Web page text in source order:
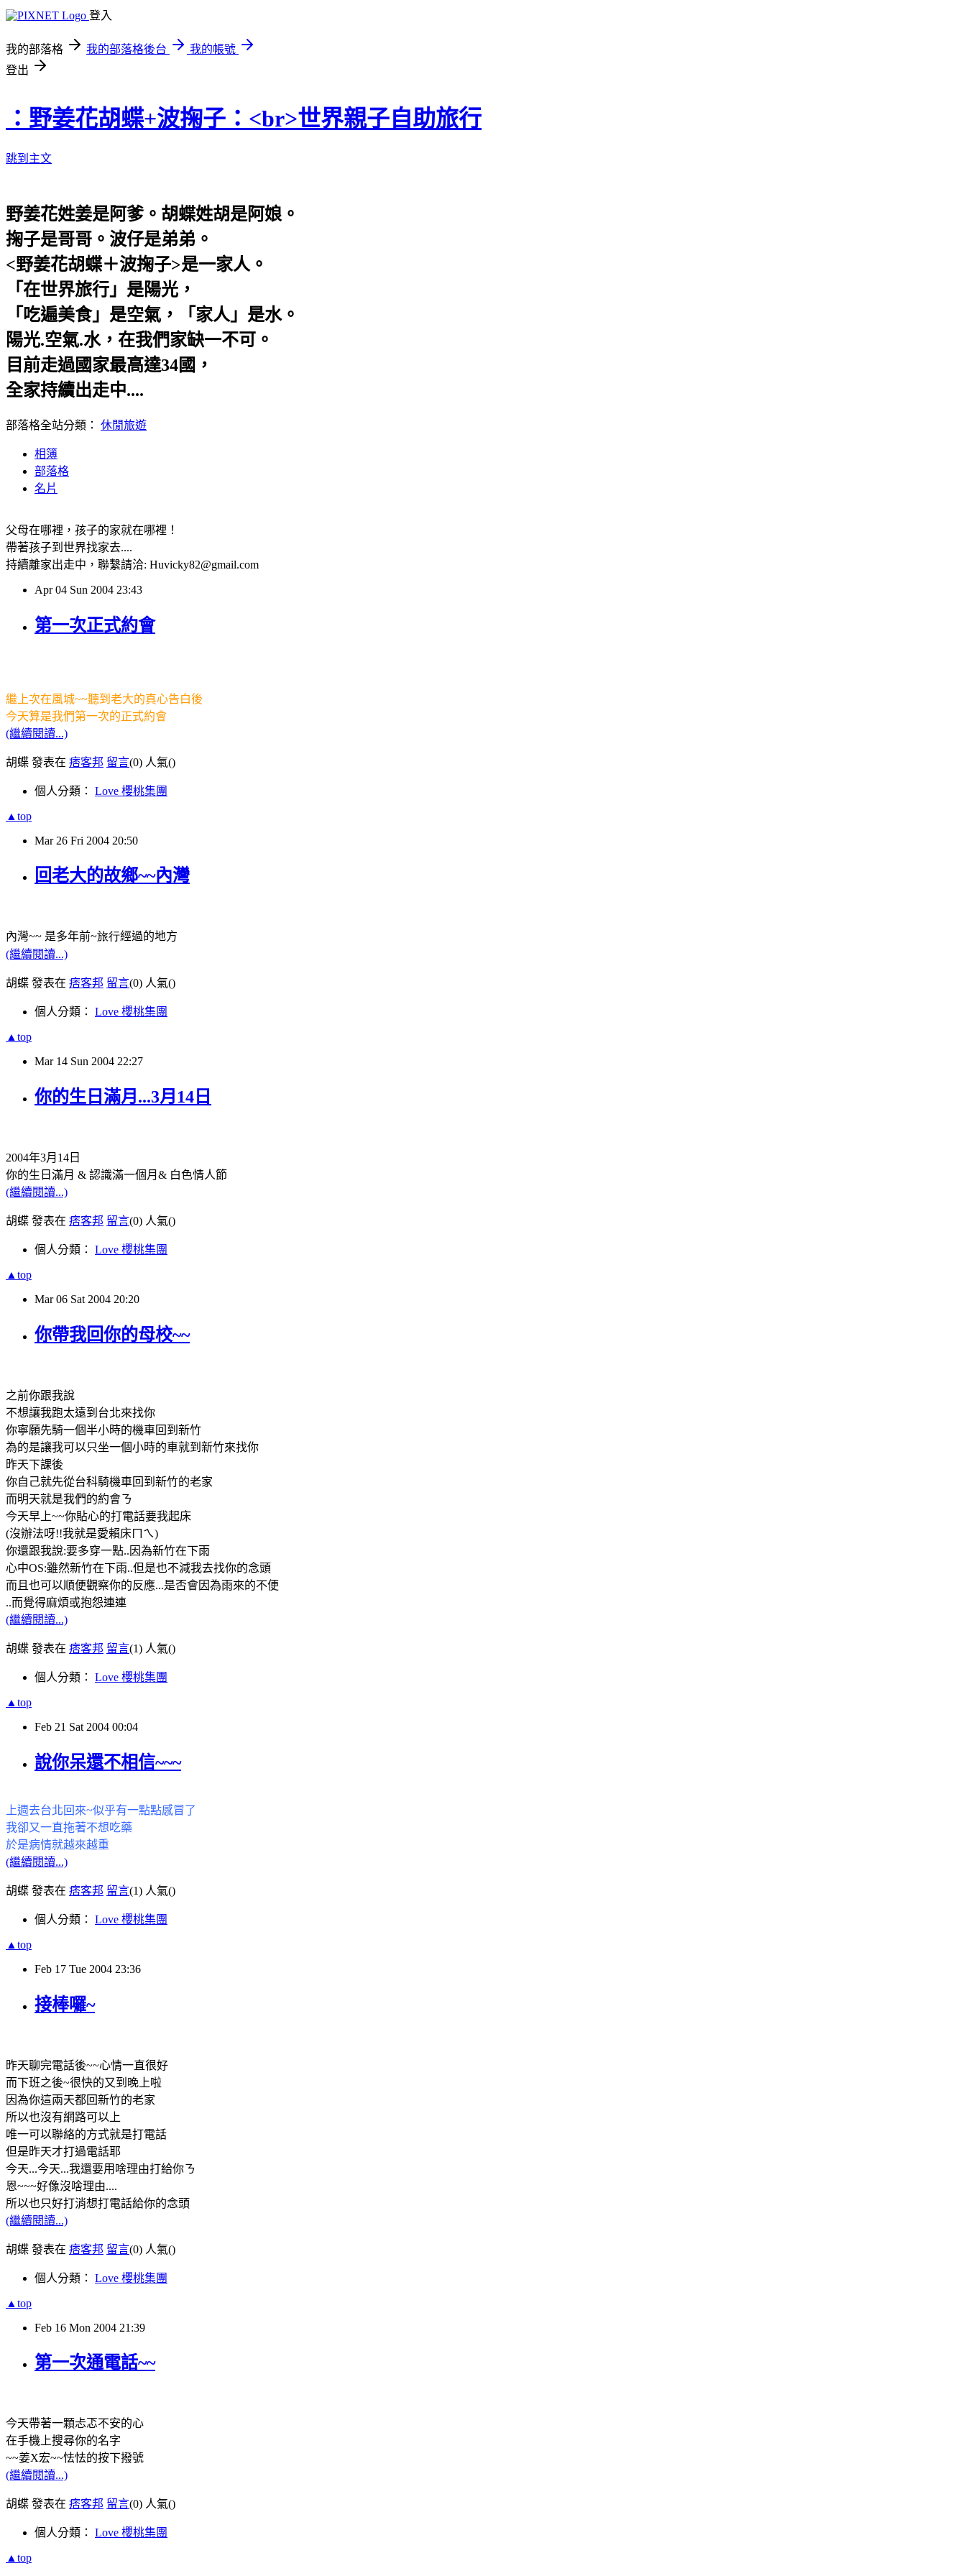
登入
我的部落格 我的部落格後台
我的帳號
登出
：野姜花胡蝶+波掬子：<br>世界親子自助旅行
跳到主文
野姜花姓姜是阿爹。胡蝶姓胡是阿娘。
掬子是哥哥。波仔是弟弟。
<野姜花胡蝶＋波掬子>是一家人。
「在世界旅行」是陽光，
「吃遍美食」是空氣，「家人」是水。
陽光.空氣.水，在我們家缺一不可。
目前走過國家最高達34國，
全家持續出走中....
部落格全站分類： 休閒旅遊
相簿
部落格
名片
父母在哪裡，孩子的家就在哪裡！
帶著孩子到世界找家去....
持續離家出走中，聯繫請洽: Huvicky82@gmail.com
Apr 04 Sun 2004 23:43
第一次正式約會
繼上次在風城~~聽到老大的真心告白後
今天算是我們第一次的正式約會
(繼續閱讀...)
胡蝶 發表在 痞客邦 留言(0) 人氣()
個人分類： Love 櫻桃集團
▲top
Mar 26 Fri 2004 20:50
回老大的故鄉~~內灣
內灣~~ 是多年前~旅行經過的地方
(繼續閱讀...)
胡蝶 發表在 痞客邦 留言(0) 人氣()
個人分類： Love 櫻桃集團
▲top
Mar 14 Sun 2004 22:27
你的生日滿月...3月14日
2004年3月14日
你的生日滿月 & 認識滿一個月& 白色情人節
(繼續閱讀...)
胡蝶 發表在 痞客邦 留言(0) 人氣()
個人分類： Love 櫻桃集團
▲top
Mar 06 Sat 2004 20:20
你帶我回你的母校~~
之前你跟我說
不想讓我跑太遠到台北來找你
你寧願先騎一個半小時的機車回到新竹
為的是讓我可以只坐一個小時的車就到新竹來找你
昨天下課後
你自己就先從台科騎機車回到新竹的老家
而明天就是我們的約會ㄋ
今天早上~~你貼心的打電話要我起床
(沒辦法呀!!我就是愛賴床ㄇㄟ)
你還跟我說:要多穿一點..因為新竹在下雨
心中OS:雖然新竹在下雨..但是也不減我去找你的念頭
而且也可以順便觀察你的反應...是否會因為雨來的不便
..而覺得麻煩或抱怨連連
(繼續閱讀...)
胡蝶 發表在 痞客邦 留言(1) 人氣()
個人分類： Love 櫻桃集團
▲top
Feb 21 Sat 2004 00:04
說你呆還不相信~~~
上週去台北回來~似乎有一點點感冒了
我卻又一直拖著不想吃藥
於是病情就越來越重
(繼續閱讀...)
胡蝶 發表在 痞客邦 留言(1) 人氣()
個人分類： Love 櫻桃集團
▲top
Feb 17 Tue 2004 23:36
接棒囉~
昨天聊完電話後~~心情一直很好
而下班之後~很快的又到晚上啦
因為你這兩天都回新竹的老家
所以也沒有網路可以上
唯一可以聯絡的方式就是打電話
但是昨天才打過電話耶
今天...今天...我還要用啥理由打給你ㄋ
恩~~~好像沒啥理由....
所以也只好打消想打電話給你的念頭
(繼續閱讀...)
胡蝶 發表在 痞客邦 留言(0) 人氣()
個人分類： Love 櫻桃集團
▲top
Feb 16 Mon 2004 21:39
第一次通電話~~
今天帶著一顆忐忑不安的心
在手機上搜尋你的名字
~~姜X宏~~怯怯的按下撥號
(繼續閱讀...)
胡蝶 發表在 痞客邦 留言(0) 人氣()
個人分類： Love 櫻桃集團
▲top